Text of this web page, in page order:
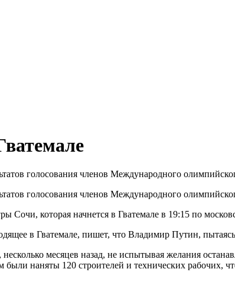
голосования членов Международного
голосования членов Международного
Сочи, которая начнется в Гватемале в 19:15 по
в Гватемале, пишет, что Владимир Путин,
, несколько месяцев назад, не испытывая желания
были наняты 120 строителей и технических рабочих,